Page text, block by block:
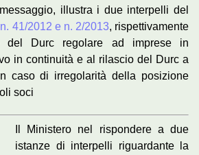
illustra i due interpelli del
41/2012 e n. 2/2013, rispettivamente
del Durc regolare ad imprese in
in continuità e al rilascio del Durc a
caso di irregolarità della posizione
soci
Il Ministero nel rispondere a due
istanze di interpelli riguardante la